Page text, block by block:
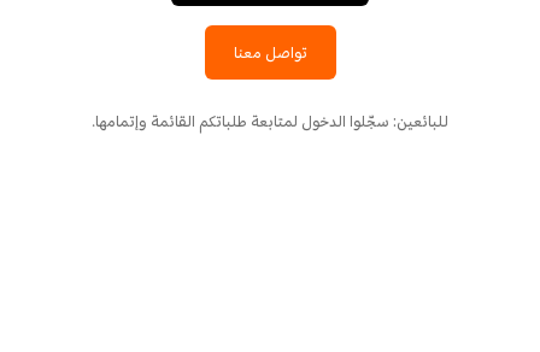
تواصل معنا
للبائعين: سجّلوا الدخول لمتابعة طلباتكم القائمة وإتمامها.